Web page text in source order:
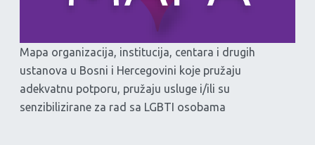
Mapa organizacija, institucija, centara i drugih
ustanova u Bosni i Hercegovini koje pružaju
adekvatnu potporu, pružaju usluge i/ili su
senzibilizirane za rad sa LGBTI osobama